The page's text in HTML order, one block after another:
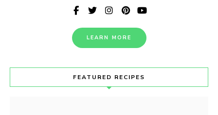
LEARN MORE
FEATURED RECIPES